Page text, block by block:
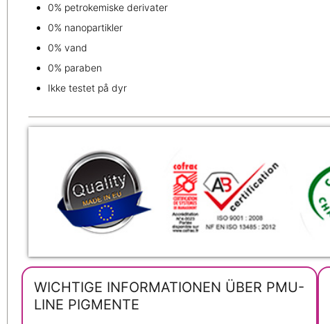
0% petrokemiske derivater
0% nanopartikler
0% vand
0% paraben
Ikke testet på dyr
WICHTIGE INFORMATIONEN ÜBER PMU-
LINE PIGMENTE